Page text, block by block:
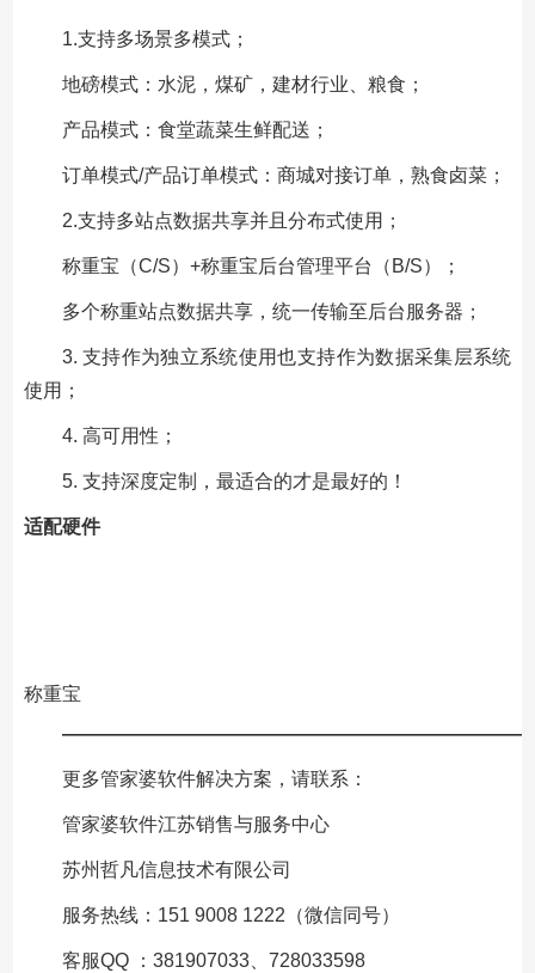
1.支持多场景多模式；
地磅模式：水泥，煤矿，建材行业、粮食；
产品模式：食堂蔬菜生鲜配送；
订单模式/产品订单模式：商城对接订单，熟食卤菜；
2.支持多站点数据共享并且分布式使用；
称重宝（C/S）+称重宝后台管理平台（B/S）；
多个称重站点数据共享，统一传输至后台服务器；
3. 支持作为独立系统使用也支持作为数据采集层系统
使用；
4. 高可用性；
5. 支持深度定制，最适合的才是最好的！
适配硬件
称重宝
更多管家婆软件解决方案，请联系：
管家婆软件江苏销售与服务中心
苏州哲凡信息技术有限公司
服务热线：151 9008 1222（微信同号）
客服QQ ：381907033、728033598